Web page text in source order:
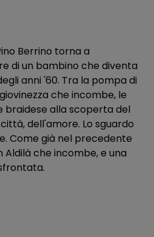
Berrino torna a
di un bambino che diventa
anni '60. Tra la pompa di
che incombe, le
braidese alla scoperta del
dell'amore. Lo sguardo
Come già nel precedente
che incombe, e una